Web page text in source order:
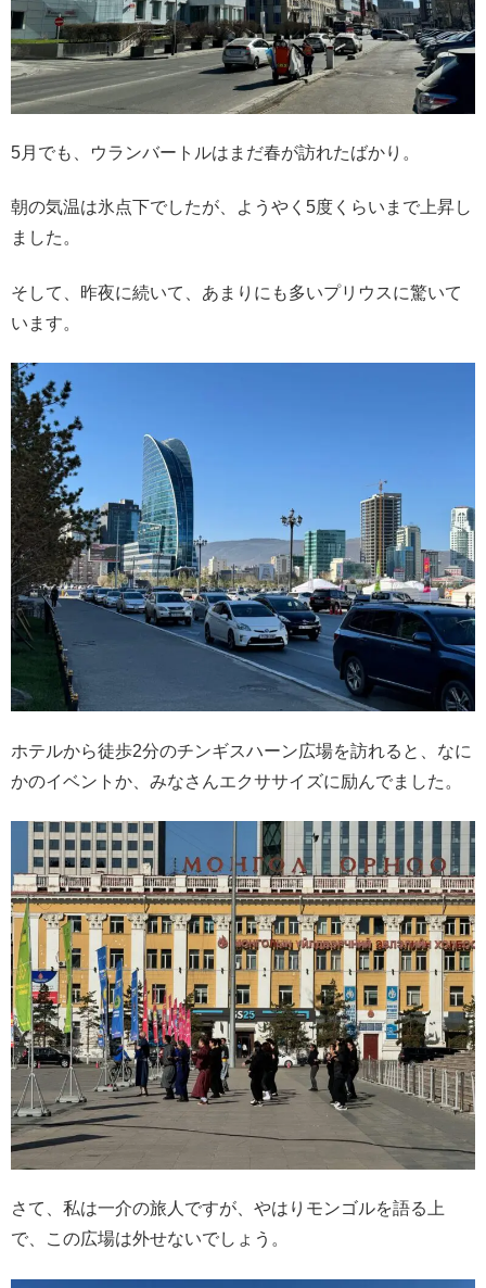
5月でも、ウランバートルはまだ春が訪れたばかり。
朝の気温は氷点下でしたが、ようやく5度くらいまで上昇し
ました。
そして、昨夜に続いて、あまりにも多いプリウスに驚いて
います。
ホテルから徒歩2分のチンギスハーン広場を訪れると、なに
かのイベントか、みなさんエクササイズに励んでました。
さて、私は一介の旅人ですが、やはりモンゴルを語る上
で、この広場は外せないでしょう。